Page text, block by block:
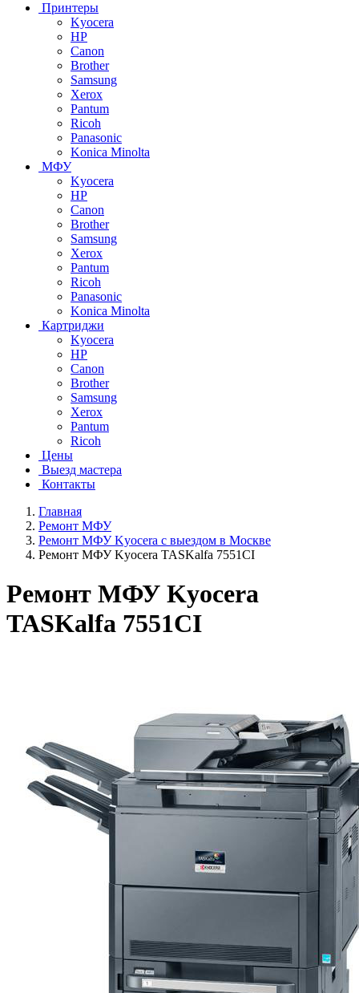
Принтеры
Kyocera
HP
Canon
Brother
Samsung
Xerox
Pantum
Ricoh
Panasonic
Konica Minolta
МФУ
Kyocera
HP
Canon
Brother
Samsung
Xerox
Pantum
Ricoh
Panasonic
Konica Minolta
Картриджи
Kyocera
HP
Canon
Brother
Samsung
Xerox
Pantum
Ricoh
Цены
Выезд мастера
Контакты
Главная
Ремонт МФУ
Ремонт МФУ Kyocera с выездом в Москве
Ремонт МФУ Kyocera TASKalfa 7551CI
Ремонт МФУ Kyocera
TASKalfa 7551CI